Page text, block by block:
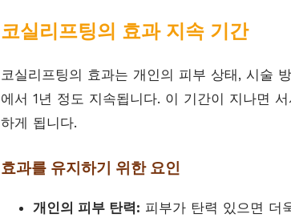
코실리프팅의 효과 지속 기간
코실리프팅의 효과는 개인의 피부 상태, 시술
에서 1년 정도 지속됩니다. 이 기간이 지나면
하게 됩니다.
효과를 유지하기 위한 요인
개인의 피부 탄력: 피부가 탄력 있으면 더